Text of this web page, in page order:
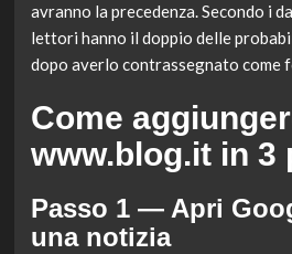
avranno la precedenza. Secondo i
lettori hanno il doppio delle
dopo averlo contrassegnato come
Come
www.blog.it in 3
Passo 1 — Apri
una notizia